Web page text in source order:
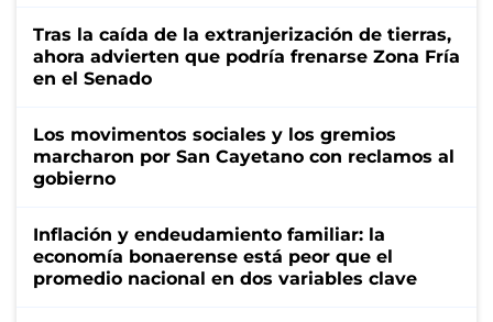
Tras la caída de la extranjerización de tierras,
ahora advierten que podría frenarse Zona Fría
en el Senado
Los movimentos sociales y los gremios
marcharon por San Cayetano con reclamos al
gobierno
Inflación y endeudamiento familiar: la
economía bonaerense está peor que el
promedio nacional en dos variables clave